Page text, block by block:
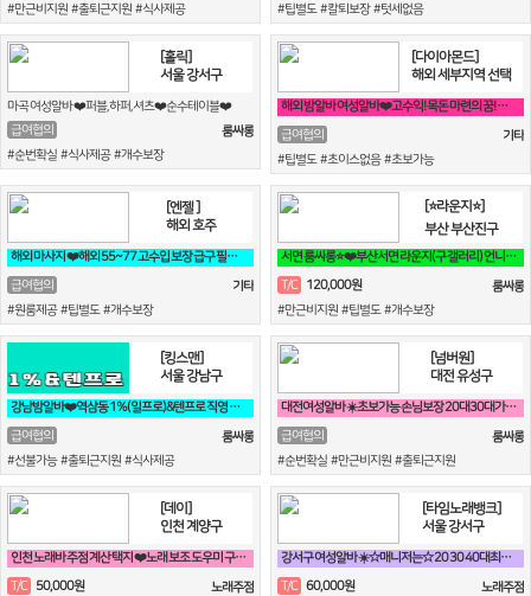
#만근비지원 #출퇴근지원 #식사제공
#팁별도 #칼퇴보장 #텃세없음
[홀릭]
서울 강서구
마곡 여성알바 ❤️퍼블,하퍼,셔츠❤️순수테이블❤️
급여협의
룸싸롱
#순번확실 #식사제공 #개수보장
[다이아몬드]
해외 세부지역 선택
해외 밤알바 여성알바❤️고수익! 목돈 마련의 꿈! 미국에서 이루세요❤️
급여협의
기타
#팁별도 #초이스없음 #초보가능
[엔젤 ]
해외 호주
해외 마사지 ❤️해외 55~77 고수입 보장 급구 필독❤️
급여협의
기타
#원룸제공 #팁별도 #개수보장
[⭐라운지⭐]
부산 부산진구
서면 룸싸롱⭐❤️부산서면 라운지(구 갤러리) 언니들 모십니다❤️⭐
T/C 120,000원
룸싸롱
#만근비지원 #팁별도 #개수보장
[킹스맨]
서울 강남구
강남밤알바❤️역삼동 1%(일프로)&텐프로 직영 강남 1등❤️
급여협의
룸싸롱
#선불가능 #출퇴근지원 #식사제공
[넘버원]
대전 유성구
대전여성알바 ☀️초보가능 손님보장 20대30대가족모집☀️
급여협의
룸싸롱
#순번확실 #만근비지원 #출퇴근지원
[데이]
인천 계양구
인천 노래바 주점 계산 택지 ❤️노래 보조 도우미 구합니다❤️
T/C
50,000원
노래주점
[타임노래뱅크]
서울 강서구
강서구 여성알바 ☀️☆매니저는☆ 20 30 40대최고 박스입니다^^☀️
T/C 60,000원
노래주점